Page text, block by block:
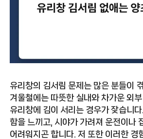
유리창의 김서림 문제는 많은 분들이
겨울철에는 따뜻한 실내와 차가운 외
유리창에 김이 서리는 경우가 잦습니
함을 느끼고, 시야가 가려져 운전이나
어려워지곤 합니다. 저 또한 이러한 경